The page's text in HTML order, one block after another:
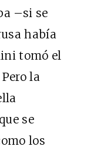
–si se
había
tomó el
la
se
los